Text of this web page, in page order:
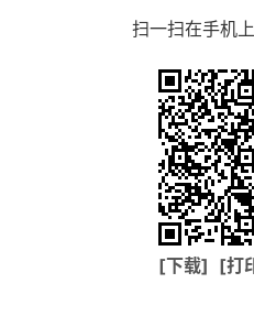
扫一扫在手机
[下载] [打